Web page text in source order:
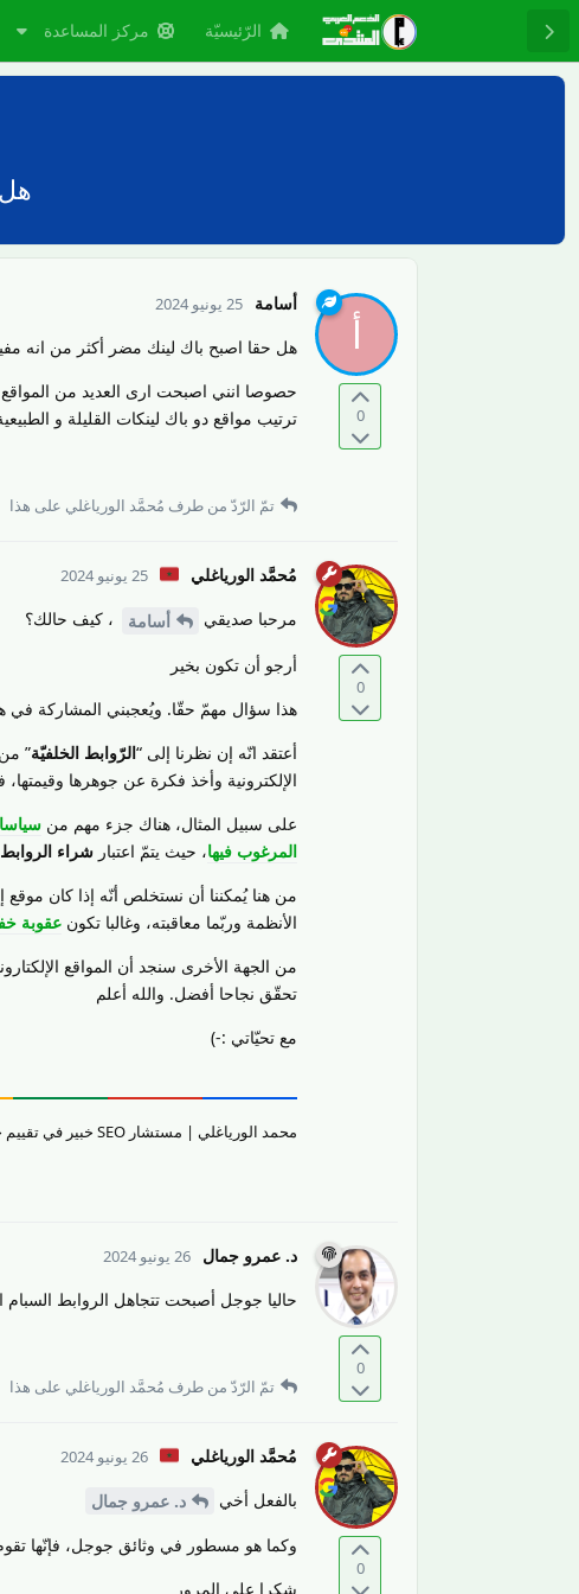
الرّئيسيّة مركز المساعدة
0
أ
أسامة 25 يونيو 2024
هل حقا اصبح باك لينك مضر أكثر من انه
حصوصا انني اصبحت ارى العديد من
ترتيب مواقع دو باك لينكات القليلة و
تمّ الرّدّ من طرف مُحمَّد الورياغلي على هذا
0
مُحمَّد الورياغلي 25 يونيو 2024
مرحبا صديقي أسامة ، كيف حالك؟
أرجو أن تكون بخير
هذا سؤال مهمّ حقّا. ويُعجبني المشاركة في
أعتقد انّه إن نظرنا إلى “الرّوابط الخلفيّة”
الإلكترونية وأخذ فكرة عن جوهرها
على سبيل المثال، هناك جزء مهم من
المرغوب فيها، حيث يتمّ اعتبار شراء الروابط
من هنا يُمكننا أن نستخلص أنّه إذا كان
الأنظمة وربّما معاقبته، وغالبا تكون عقوبة
من الجهة الأخرى سنجد أن المواقع
تحقّق نجاحا أفضل. والله أعلم
مع تحيّاتي :-)
محمد الورياغلي | مستشار SEO خبير في تقييم جودة المحتوى والمواقع الإلكترونيّة وتحسين تجربة المستخدم.
0
د.​ عمرو جمال 26 يونيو 2024
حاليا جوجل أصبحت تتجاهل الروابط السبام
تمّ الرّدّ من طرف مُحمَّد الورياغلي على هذا
0
مُحمَّد الورياغلي 26 يونيو 2024
بالفعل أخي
د.​ عمرو جمال
وكما هو مسطور في وثائق جوجل، فإنّها تقوم
شكرا على المرور